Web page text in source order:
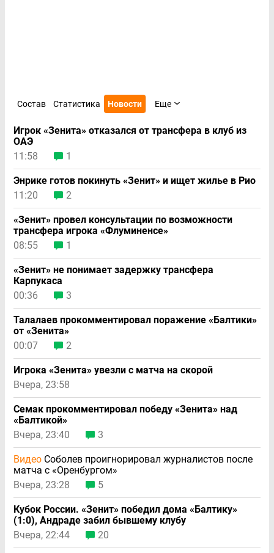
Состав Статистика Новости Еще
Игрок «Зенита» отказался от трансфера в клуб из
ОАЭ
11:58
1
Энрике готов покинуть «Зенит» и ищет жилье в Рио
11:20
2
«Зенит» провел консультации по возможности
трансфера игрока «Флуминенсе»
08:55
1
«Зенит» не понимает задержку трансфера
Карпукаса
00:36
3
Талалаев прокомментировал поражение «Балтики»
от «Зенита»
00:07
2
Игрока «Зенита» увезли с матча на скорой
Вчера, 23:58
Семак прокомментировал победу «Зенита» над
«Балтикой»
Вчера, 23:40
3
Видео Соболев проигнорировал журналистов после
матча с «Оренбургом»
Вчера, 23:28
5
Кубок России. «Зенит» победил дома «Балтику»
(1:0), Андраде забил бывшему клубу
Вчера, 22:44
20